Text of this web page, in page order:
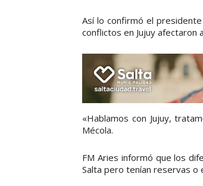
Así lo confirmó el
conflictos en Jujuy afectaron
«Hablamos con Jujuy,
Mécola.
FM Aries informó que los
Salta pero tenían reservas o